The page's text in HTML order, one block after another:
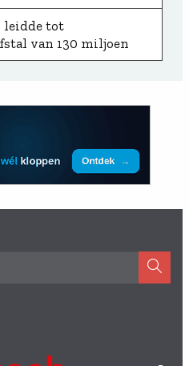
leidde tot
van 130 miljoen